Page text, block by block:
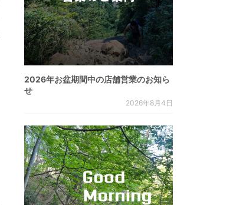
2026年お盆期間中の店舗営業のお知ら
せ
2026年8月4日